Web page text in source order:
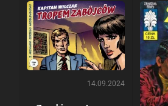
14.09.2024